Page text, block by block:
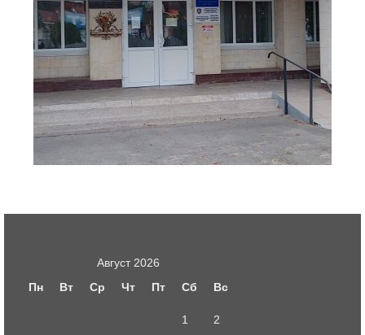
Август 2026
Пн
Вт Ср Чт Пт Сб Вс
1 2